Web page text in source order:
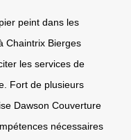
peint dans les
Chaintrix Bierges
les services de
Fort de plusieurs
Dawson Couverture
nécessaires